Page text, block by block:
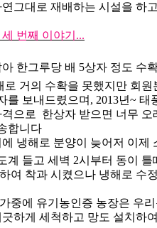
그대로 재배하는 시설을 하
번째 이야기 ...
한그루당 배 5상자 정도 수
로 거의 수확을 못했지만 회
를 보내드렸으며 , 2013년~ 태
으로 한상자 받으면 너무
합니다
냉해로 분양이 늦어저 이제
계 들고 세벽 2시부터 동이 틀
여 착과 시켰으나 냉해로 수
중에 유기농인증 농장은 우
하게 세척하고 망도 설치하